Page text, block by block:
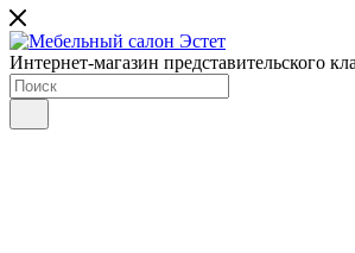
Интернет-магазин представительского